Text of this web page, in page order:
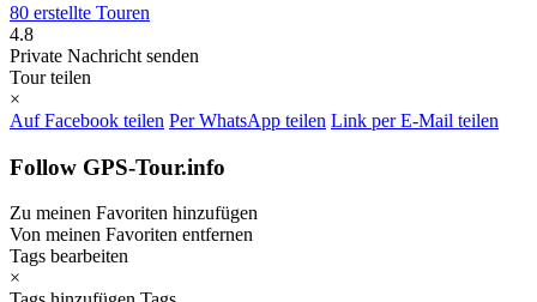
80 erstellte Touren
4.8
Private Nachricht senden
Tour teilen
×
Auf Facebook teilen Per WhatsApp teilen Link per E-Mail teilen
Follow GPS-Tour.info
Zu meinen Favoriten hinzufügen
Von meinen Favoriten entfernen
Tags bearbeiten
×